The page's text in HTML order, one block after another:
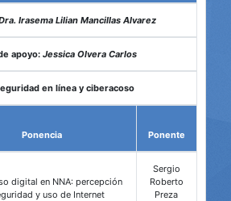
Irasema Lilian Mancillas Alvarez
apoyo: Jessica Olvera Carlos
en línea y ciberacoso
Ponencia Ponente
digital en NNA: percepción
y uso de Internet
Sergio
Roberto
Preza